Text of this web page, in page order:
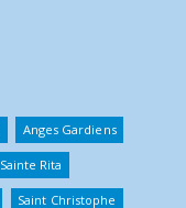
Anges Gardiens
Sainte Rita
Saint Christophe